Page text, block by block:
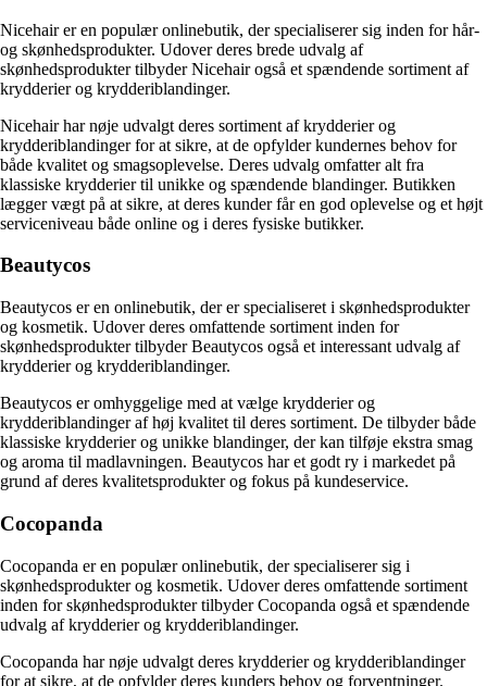
Nicehair er en populær onlinebutik, der specialiserer sig inden for hår-
og skønhedsprodukter. Udover deres brede udvalg af
skønhedsprodukter tilbyder Nicehair også et spændende sortiment af
krydderier og krydderiblandinger.
Nicehair har nøje udvalgt deres sortiment af krydderier og
krydderiblandinger for at sikre, at de opfylder kundernes behov for
både kvalitet og smagsoplevelse. Deres udvalg omfatter alt fra
klassiske krydderier til unikke og spændende blandinger. Butikken
lægger vægt på at sikre, at deres kunder får en god oplevelse og et højt
serviceniveau både online og i deres fysiske butikker.
Beautycos
Beautycos er en onlinebutik, der er specialiseret i skønhedsprodukter
og kosmetik. Udover deres omfattende sortiment inden for
skønhedsprodukter tilbyder Beautycos også et interessant udvalg af
krydderier og krydderiblandinger.
Beautycos er omhyggelige med at vælge krydderier og
krydderiblandinger af høj kvalitet til deres sortiment. De tilbyder både
klassiske krydderier og unikke blandinger, der kan tilføje ekstra smag
og aroma til madlavningen. Beautycos har et godt ry i markedet på
grund af deres kvalitetsprodukter og fokus på kundeservice.
Cocopanda
Cocopanda er en populær onlinebutik, der specialiserer sig i
skønhedsprodukter og kosmetik. Udover deres omfattende sortiment
inden for skønhedsprodukter tilbyder Cocopanda også et spændende
udvalg af krydderier og krydderiblandinger.
Cocopanda har nøje udvalgt deres krydderier og krydderiblandinger
for at sikre, at de opfylder deres kunders behov og forventninger.